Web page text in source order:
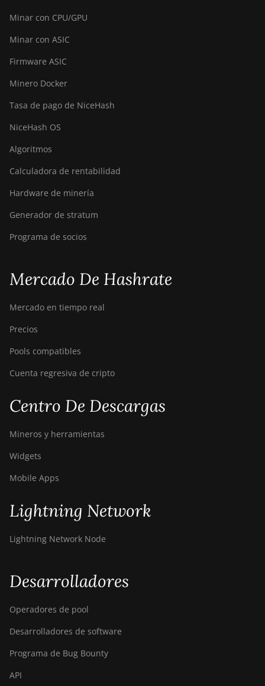
Minar con CPU/GPU
Minar con ASIC
Firmware ASIC
Minero Docker
Tasa de pago de NiceHash
NiceHash OS
Algoritmos
Calculadora de rentabilidad
Hardware de minería
Generador de stratum
Programa de socios
Mercado De Hashrate
Mercado en tiempo real
Precios
Pools compatibles
Cuenta regresiva de cripto
Centro De Descargas
Mineros y herramientas
Widgets
Mobile Apps
Lightning Network
Lightning Network Node
Desarrolladores
Operadores de pool
Desarrolladores de software
Programa de Bug Bounty
API